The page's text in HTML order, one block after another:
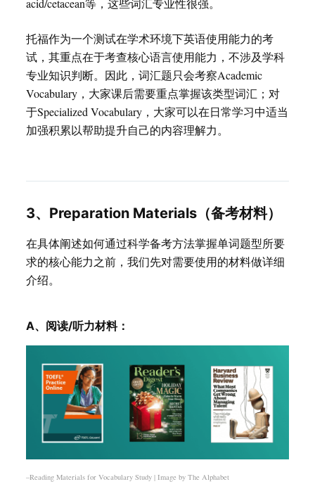
acid/cetacean等，这些词汇专业性很强。
托福作为一个测试在学术环境下英语使用能力的考
试，其重点在于考查核心语言使用能力，不涉及学科
专业知识判断。因此，词汇题只会考察Academic
Vocabulary，大家课后需要重点掌握该类型词汇；对
于Specialized Vocabulary，大家可以在日常学习中适当
加强积累以帮助提升自己的内容理解力。
3、Preparation Materials（备考材料）
在具体阐述如何通过科学备考方法掌握单词题型所要
求的核心能力之前，我们先对需要使用的材料做详细
介绍。
A、阅读/听力材料：
–Reading Materials for Vocabulary Study | Image by The Alphabet